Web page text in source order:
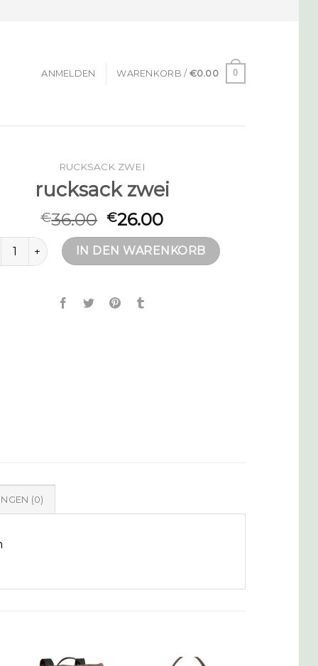
ANMELDEN WARENKORB / €0.00 0
RUCKSACK ZWEI
rucksack zwei
€36.00 €26.00
zwei MengeIN DEN WARENKORB
(0)